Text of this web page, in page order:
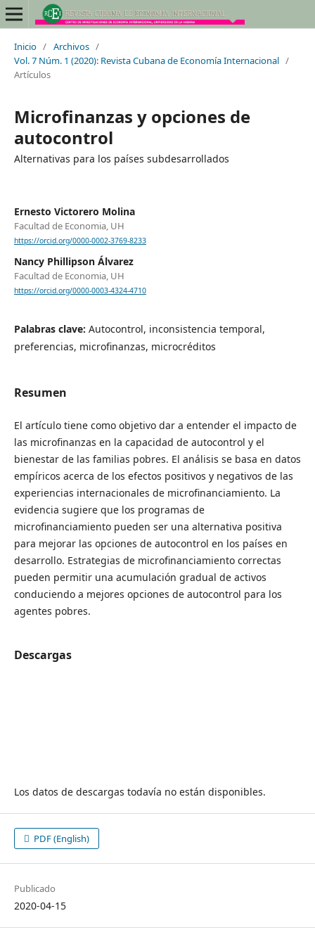
Inicio / Archivos /
Vol. 7 Núm. 1 (2020): Revista Cubana de Economía Internacional /
Artículos
Microfinanzas y opciones de
autocontrol
Alternativas para los países subdesarrollados
Ernesto Victorero Molina
Facultad de Economia, UH
https://orcid.org/0000-0002-3769-8233
Nancy Phillipson Álvarez
Facultad de Economia, UH
https://orcid.org/0000-0003-4324-4710
Palabras clave: Autocontrol, inconsistencia temporal,
preferencias, microfinanzas, microcréditos
Resumen
El artículo tiene como objetivo dar a entender el impacto de
las microfinanzas en la capacidad de autocontrol y el
bienestar de las familias pobres. El análisis se basa en datos
empíricos acerca de los efectos positivos y negativos de las
experiencias internacionales de microfinanciamiento. La
evidencia sugiere que los programas de
microfinanciamiento pueden ser una alternativa positiva
para mejorar las opciones de autocontrol en los países en
desarrollo. Estrategias de microfinanciamiento correctas
pueden permitir una acumulación gradual de activos
conduciendo a mejores opciones de autocontrol para los
agentes pobres.
Descargas
Los datos de descargas todavía no están disponibles.
PDF (English)
Publicado
2020-04-15